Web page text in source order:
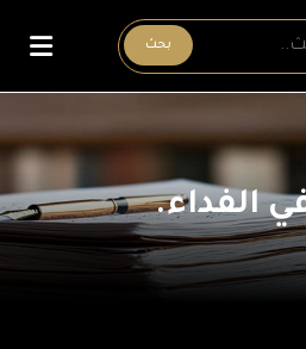
بحث
الفداء.